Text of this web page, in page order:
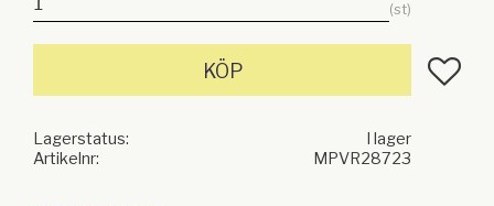
st
KÖP Lägg
Lagerstatus
I lager
Artikelnr
MPVR28723